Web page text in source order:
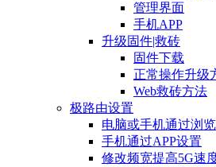
管理界面
手机APP
升级固件|救砖
固件下载
正常操作升级
Web救砖方法
极路由设置
电脑或手机通过浏
手机通过APP设置
修改频宽提高5G速